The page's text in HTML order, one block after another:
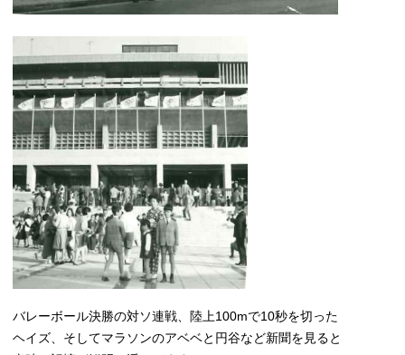
バレーボール決勝の対ソ連戦、陸上100mで10秒を切った
ヘイズ、そしてマラソンのアベベと円谷など新聞を見ると